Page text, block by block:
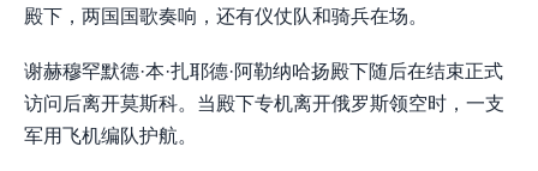
殿下，两国国歌奏响，还有仪仗队和骑兵在场。
谢赫穆罕默德·本·扎耶德·阿勒纳哈扬殿下随后在结束正式
访问后离开莫斯科。当殿下专机离开俄罗斯领空时，一支
军用飞机编队护航。